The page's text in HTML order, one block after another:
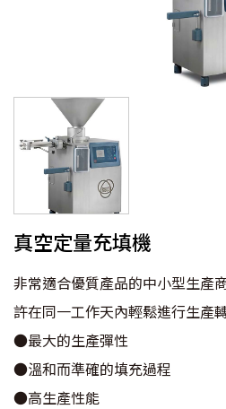
真空定量充填機
非常適合優質產品的中小型生產
許在同一工作天內輕鬆進行生產
●最大的生產彈性
●溫和而準確的填充過程
●高生產性能